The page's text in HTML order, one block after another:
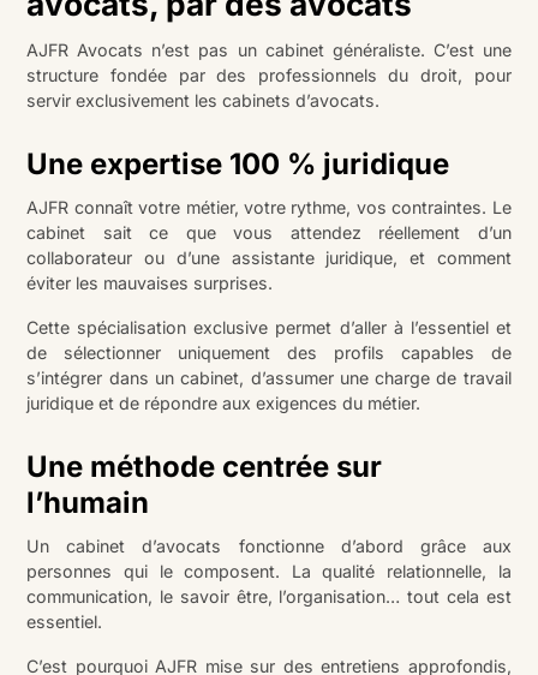
AJFR Avocats n’est pas un cabinet généraliste. C’est une
structure fondée par des professionnels du droit, pour
servir exclusivement les cabinets d’avocats.
Une expertise 100 % juridique
AJFR connaît votre métier, votre rythme, vos contraintes. Le
cabinet sait ce que vous attendez réellement d’un
collaborateur ou d’une assistante juridique, et comment
éviter les mauvaises surprises.
Cette spécialisation exclusive permet d’aller à l’essentiel et
de sélectionner uniquement des profils capables de
s’intégrer dans un cabinet, d’assumer une charge de travail
juridique et de répondre aux exigences du métier.
Une méthode centrée sur
l’humain
Un cabinet d’avocats fonctionne d’abord grâce aux
personnes qui le composent. La qualité relationnelle, la
communication, le savoir être, l’organisation… tout cela est
essentiel.
C’est pourquoi AJFR mise sur des entretiens approfondis,